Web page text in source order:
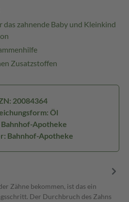
das zahnende Baby und Kleinkind
Zusatzstoffen
20084364
Öl
Apotheke
Bahnhof-Apotheke
Zähne bekommen, ist das ein
Der Durchbruch des Zahns